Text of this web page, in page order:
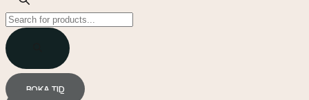
Products
search
BOKA TID